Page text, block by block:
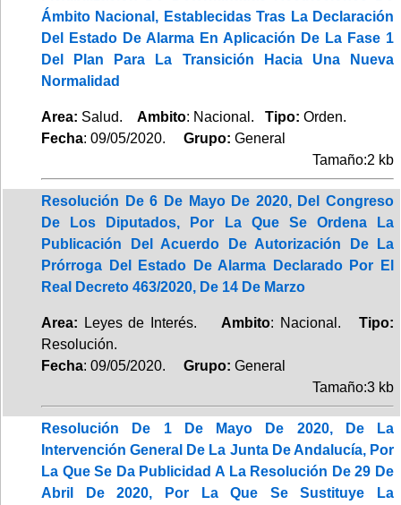
Ámbito Nacional, Establecidas Tras La Declaración
Del Estado De Alarma En Aplicación De La Fase 1
Del Plan Para La Transición Hacia Una Nueva
Normalidad
Area: Salud. Ambito: Nacional. Tipo: Orden.
Fecha: 09/05/2020. Grupo: General
Tamaño:2 kb
Resolución De 6 De Mayo De 2020, Del Congreso
De Los Diputados, Por La Que Se Ordena La
Publicación Del Acuerdo De Autorización De La
Prórroga Del Estado De Alarma Declarado Por El
Real Decreto 463/2020, De 14 De Marzo
Area: Leyes de Interés. Ambito: Nacional.Tipo:
Resolución.
Fecha: 09/05/2020. Grupo: General
Tamaño:3 kb
Resolución De 1 De Mayo De 2020, De La
Intervención General De La Junta De Andalucía, Por
La Que Se Da Publicidad A La Resolución De 29 De
Abril De 2020, Por La Que Se Sustituye La